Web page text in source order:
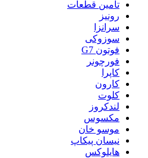
تامین قطعات
رونیز
سرانزا
سوزوکی
فوتون G7
فورچونر
کاپرا
کارون
کلوت
لندکروز
مکسوس
موسو خان
نیسان پیکاپ
هایلوکس